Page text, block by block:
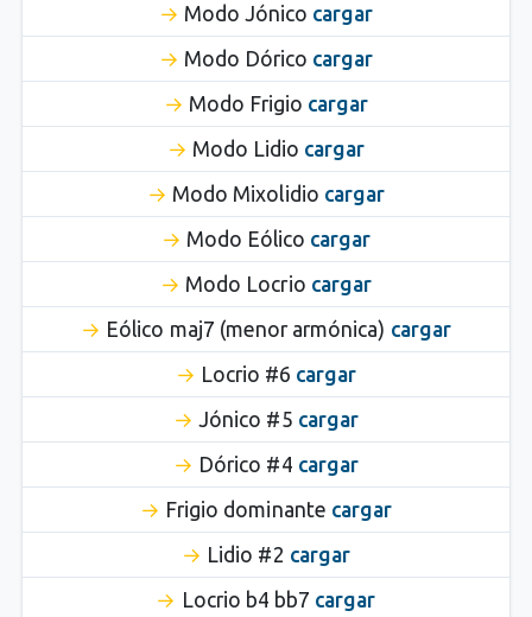
Modo Jónico cargar
Modo Dórico cargar
Modo Frigio cargar
Modo Lidio cargar
Modo Mixolidio cargar
Modo Eólico cargar
Modo Locrio cargar
Eólico maj7 (menor armónica) cargar
Locrio #6 cargar
Jónico #5 cargar
Dórico #4 cargar
Frigio dominante cargar
Lidio #2 cargar
Locrio b4 bb7 cargar